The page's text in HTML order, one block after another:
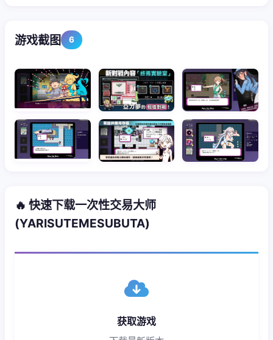
游戏截图 6
🔥 快速下载一次性交易大师
(YARISUTEMESUBUTA)
获取游戏